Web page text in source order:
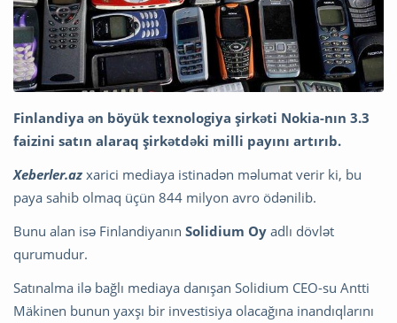
Finlandiya ən böyük texnologiya şirkəti Nokia-nın 3.3
faizini satın alaraq şirkətdəki milli payını artırıb.
Xeberler.az xarici mediaya istinadən məlumat verir ki, bu
paya sahib olmaq üçün 844 milyon avro ödənilib.
Bunu alan isə Finlandiyanın Solidium Oy adlı dövlət
qurumudur.
Satınalma ilə bağlı mediaya danışan Solidium CEO-su Antti
Mäkinen bunun yaxşı bir investisiya olacağına inandıqlarını